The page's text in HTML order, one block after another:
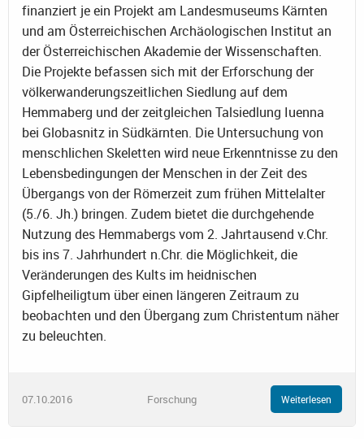
finanziert je ein Projekt am Landesmuseums Kärnten
und am Österreichischen Archäologischen Institut an
der Österreichischen Akademie der Wissenschaften.
Die Projekte befassen sich mit der Erforschung der
völkerwanderungszeitlichen Siedlung auf dem
Hemmaberg und der zeitgleichen Talsiedlung Iuenna
bei Globasnitz in Südkärnten. Die Untersuchung von
menschlichen Skeletten wird neue Erkenntnisse zu den
Lebensbedingungen der Menschen in der Zeit des
Übergangs von der Römerzeit zum frühen Mittelalter
(5./6. Jh.) bringen. Zudem bietet die durchgehende
Nutzung des Hemmabergs vom 2. Jahrtausend v.Chr.
bis ins 7. Jahrhundert n.Chr. die Möglichkeit, die
Veränderungen des Kults im heidnischen
Gipfelheiligtum über einen längeren Zeitraum zu
beobachten und den Übergang zum Christentum näher
zu beleuchten.
07.10.2016 Forschung Weiterlesen